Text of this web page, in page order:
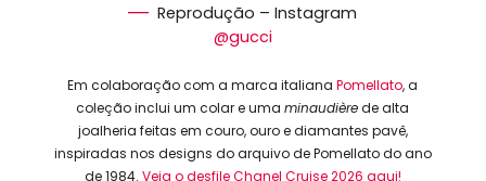
Reprodução – Instagram
@gucci
Em colaboração com a marca italianaPomellato, a
coleção inclui um colar e umaminaudièrede alta
joalheria feitas em couro, ouro e diamantes pavê,
inspiradas nos designs do arquivo de Pomellato do ano
de 1984. Veja o desfile Chanel Cruise 2026 aqui!